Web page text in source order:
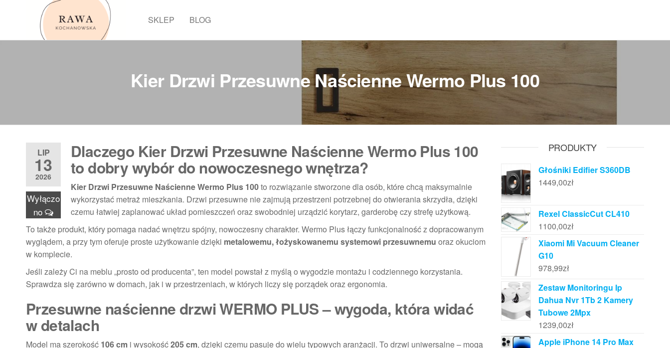
SKLEP BLOG
Kier Drzwi Przesuwne Naścienne Wermo Plus 100
LIP
13
2026
Wyłączo
no
Dlaczego Kier Drzwi Przesuwne Naścienne Wermo Plus 100
to dobry wybór do nowoczesnego wnętrza?
Kier Drzwi Przesuwne Naścienne Wermo Plus 100to rozwiązanie stworzone dla osób, które chcą maksymalnie
wykorzystać metraż mieszkania. Drzwi przesuwne nie zajmują przestrzeni potrzebnej do otwierania skrzydła, dzięki
czemu łatwiej zaplanować układ pomieszczeń oraz swobodniej urządzić korytarz, garderobę czy strefę użytkową.
To także produkt, który pomaga nadać wnętrzu spójny, nowoczesny charakter. Wermo Plus łączy funkcjonalność z dopracowanym
wyglądem, a przy tym oferuje proste użytkowanie dzięki metalowemu, łożyskowanemu systemowi przesuwnemu oraz okuciom
w komplecie.
Jeśli zależy Ci na meblu „prosto od producenta”, ten model powstał z myślą o wygodzie montażu i codziennego korzystania.
Sprawdza się zarówno w domach, jak i w przestrzeniach, w których liczy się porządek oraz ergonomia.
Przesuwne naścienne drzwi WERMO PLUS – wygoda, która widać
w detalach
Model ma szerokość 106 cm i wysokość205 cm, dzięki czemu pasuje do wielu typowych aranżacji. To drzwi uniwersalne – mogą
PRODUKTY
Głośniki Edifier S360DB
1449,00zł
Rexel ClassicCut CL410
1100,00zł
Xiaomi Mi Vacuum Cleaner
G10
978,99zł
Zestaw Monitoringu Ip
Dahua Nvr 1Tb 2 Kamery
Tubowe 2Mpx
1239,00zł
Apple iPhone 14 Pro Max